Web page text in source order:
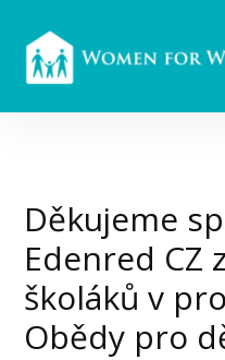
Děkujeme
Edenred CZ
školáků v
Obědy pro